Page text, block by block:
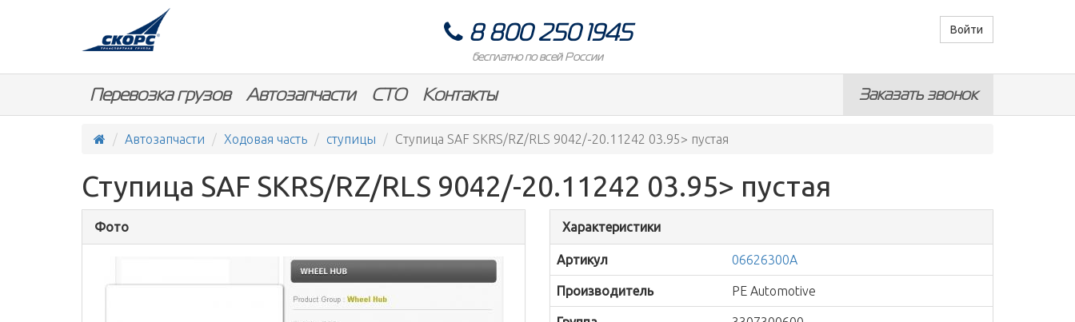
8 800 250 1945
бесплатно по всей России
Войти
Перевозка грузов Автозапчасти СТО Контакты Заказать звонок
Автозапчасти Ходовая часть ступицы Ступица SAF SKRS/RZ/RLS 9042/-20.11242 03.95> пустая
Ступица SAF SKRS/RZ/RLS 9042/-20.11242 03.95> пустая
Фото Характеристики
Артикул 06626300А
Производитель PE Automotive